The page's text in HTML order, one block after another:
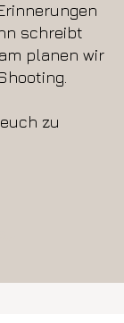
schreibt
planen wir
zu